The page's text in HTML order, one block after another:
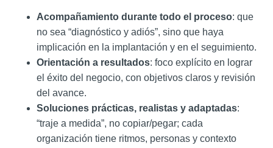
Acompañamiento durante todo el proceso: que
no sea “diagnóstico y adiós”, sino que haya
implicación en la implantación y en el seguimiento.
Orientación a resultados: foco explícito en lograr
el éxito del negocio, con objetivos claros y revisión
del avance.
Soluciones prácticas, realistas y adaptadas:
“traje a medida”, no copiar/pegar; cada
organización tiene ritmos, personas y contexto